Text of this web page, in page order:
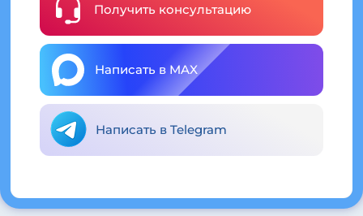
Получить консультацию
Написать в MAX
Написать в Telegram